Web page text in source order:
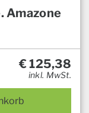
Amazone
€125,38
inkl. MwSt.